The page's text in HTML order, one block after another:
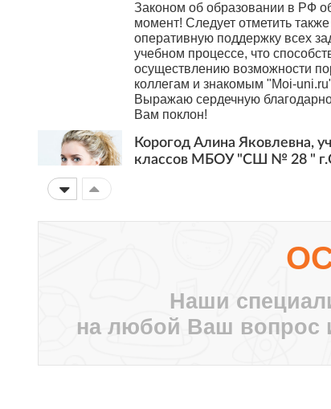
Законом об образовании в РФ
момент! Следует отметить
оперативную поддержку всех
учебном процессе, что
осуществлению возможности
коллегам и знакомым "Moi-
Выражаю сердечную
Вам поклон!
Корогод Алина Яковлевна,
классов МБОУ "СШ № 28 "
нашей дружбы ты давал мне
Дальнейшего тебе развития!
небезразличных учителей
Суханова Светлана
ГБОУ Школа №657 г.
шагать в ногу со временем!
Наши
на любой Ваш вопрос